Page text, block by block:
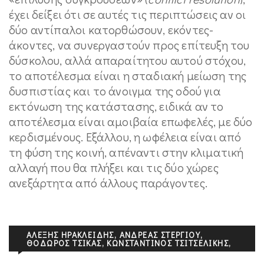
έχει δείξει ότι σε αυτές τις περιπτώσεις αν οι
δύο αντίπαλοι κατορθώσουν, εκόντες-
άκοντες, να συνεργαστούν προς επίτευξη του
δύσκολου, αλλά απαραίτητου αυτού στόχου,
το αποτέλεσμα είναι η σταδιακή μείωση της
δυσπιστίας και το άνοιγμα της οδού για
εκτόνωση της κατάστασης, ειδικά αν το
αποτέλεσμα είναι αμοιβαία επωφελές, με δύο
κερδισμένους. Εξάλλου, η ωφέλεια είναι από
τη φύση της κοινή, απέναντι στην κλιματική
αλλαγή που θα πλήξει και τις δύο χώρες
ανεξάρτητα από άλλους παράγοντες.
ΑΛΈΞΗΣ ΗΡΑΚΛΕΊΔΗΣ, ΑΝΔΡΈΑΣ ΣΤΕΡΓΊΟΥ,
ΘΌΔΩΡΟΣ ΤΣΊΚΑΣ, ΚΩΝΣΤΑΝΤΊΝΟΣ ΤΣΙΤΣΕΛΊΚΗΣ,